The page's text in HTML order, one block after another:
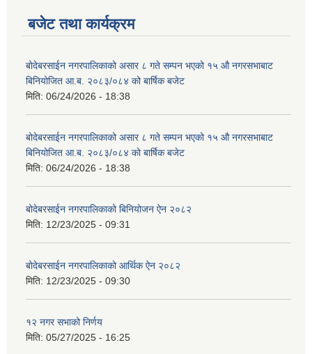
बजेट तथा कार्यक्रम
बोदेबरसाईन नगरपालिकाको असार ८ गते सम्पन भएको १५ ‍‍‍औ नगरसभाबाट
बिनियोजित आ.ब. २०८३/०८४ को बार्षिक बजेट
मिति: 06/24/2026 - 18:38
बोदेबरसाईन नगरपालिकाको असार ८ गते सम्पन भएको १५ ‍‍‍औ नगरसभाबाट
बिनियोजित आ.ब. २०८३/०८४ को बार्षिक बजेट
मिति: 06/24/2026 - 18:38
बोदेबरसाईन नगरपालिकाको बिनियोजन ऐन २०८२
मिति: 12/23/2025 - 09:31
बोदेबरसाईन नगरपालिकाको आर्थिक ऐन २०८२
मिति: 12/23/2025 - 09:30
१२ नगर सभाको निर्णय
मिति: 05/27/2025 - 16:25